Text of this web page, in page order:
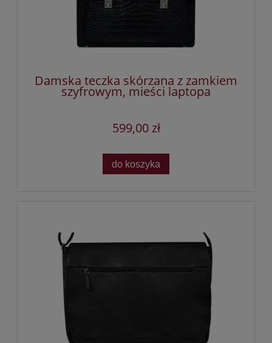
Damska teczka skórzana z zamkiem
szyfrowym, mieści laptopa
599,00 zł
do koszyka